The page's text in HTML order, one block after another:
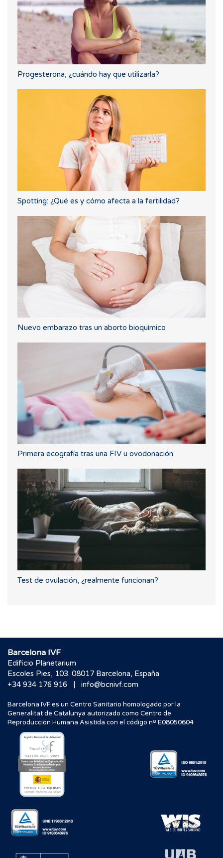
Progesterona, ¿cuándo hay que utilizarla?
Spotting: ¿Qué es y cómo afecta a la fertilidad?
Nuevo embarazo tras un aborto bioquímico
Primera ecografía tras una FIV u ovodonación
Test de ovulación, ¿realmente funcionan?
Barcelona IVF
Edificio Planetarium
Escoles Pies, 103. 08017 Barcelona, España
+34 934 176 916
| info@bcnivf.com
Barcelona IVF es un Centro Sanitario homologado por la
Generalitat de Catalunya autorizado como Centro de
Reproducción Humana Asistida con el código nº E08050604